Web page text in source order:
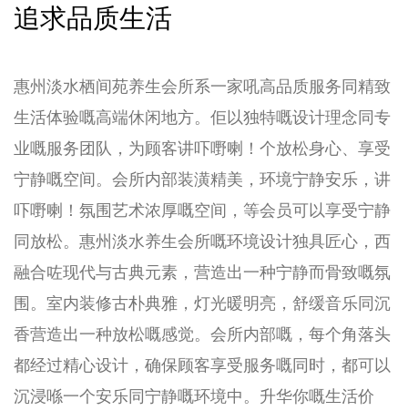
追求品质生活
惠州淡水栖间苑养生会所系一家吼高品质服务同精致
生活体验嘅高端休闲地方。佢以独特嘅设计理念同专
业嘅服务团队，为顾客讲吓嘢喇！个放松身心、享受
宁静嘅空间。会所内部装潢精美，环境宁静安乐，讲
吓嘢喇！氛围艺术浓厚嘅空间，等会员可以享受宁静
同放松。惠州淡水养生会所嘅环境设计独具匠心，西
融合咗现代与古典元素，营造出一种宁静而骨致嘅氛
围。室内装修古朴典雅，灯光暖明亮，舒缓音乐同沉
香营造出一种放松嘅感觉。会所内部嘅，每个角落头
都经过精心设计，确保顾客享受服务嘅同时，都可以
沉浸喺一个安乐同宁静嘅环境中。升华你嘅生活价